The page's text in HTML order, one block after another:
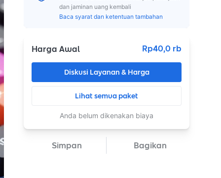
dan jaminan uang kembali
Baca syarat dan ketentuan tambahan
Harga Awal Rp40,0 rb
Diskusi Layanan & Harga
Lihat semua paket
Anda belum dikenakan biaya
Simpan Bagikan